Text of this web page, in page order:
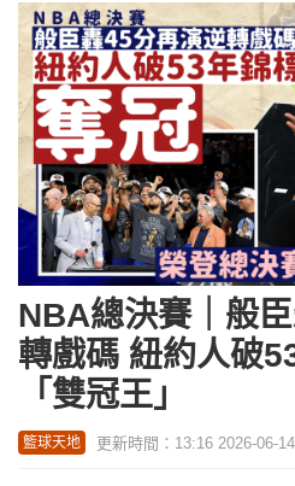
NBA總決賽｜般
轉戲碼 紐約人破
「雙冠王」
籃球天地 更新時間：13:16 2026-06-